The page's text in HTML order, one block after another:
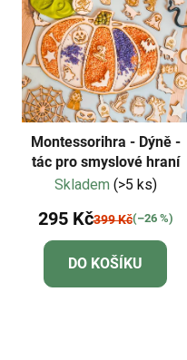
Montessorihra - Dýně -
tác pro smyslové hraní
Skladem (>5 ks)
295 Kč399 Kč(–26 %)
DO KOŠÍKU